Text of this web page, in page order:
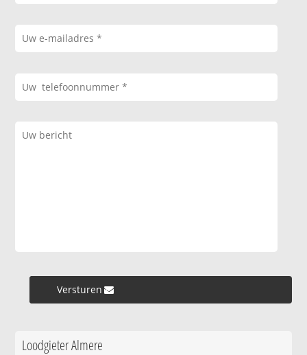
Versturen »
Loodgieter Almere